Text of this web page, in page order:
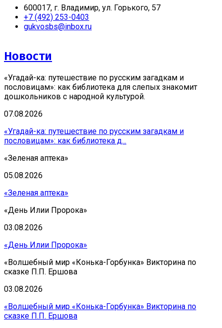
учреждения. Ваше мнение очень важно!
Перейти к анкете легко – достаточно нажать СЮДА.
600017, г. Владимир, ул. Горького, 57
+7 (492) 253-0403
gukvosbs@inbox.ru
Новости
«Угадай-ка: путешествие по русским загадкам и
пословицам»: как библиотека для слепых знакомит
дошкольников с народной культурой.
07.08.2026
«Угадай-ка: путешествие по русским загадкам и
пословицам»: как библиотека д...
«Зеленая аптека»
05.08.2026
«Зеленая аптека»
«День Илии Пророка»
03.08.2026
«День Илии Пророка»
«Волшебный мир «Конька-Горбунка» Викторина по
сказке П.П. Ершова
03.08.2026
«Волшебный мир «Конька-Горбунка» Викторина по
сказке П.П. Ершова